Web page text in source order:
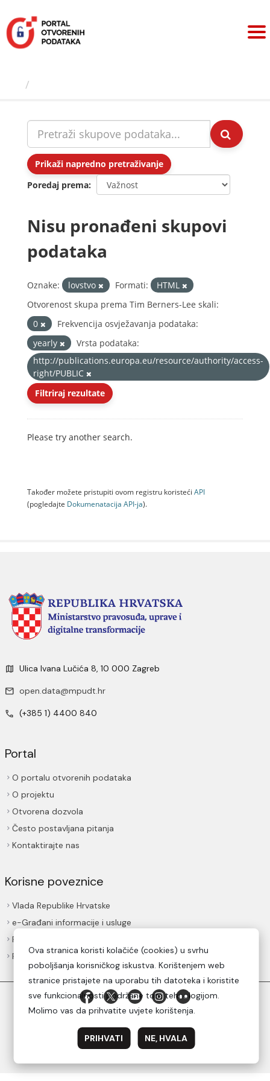
sadržaj
Prikaži napredno pretraživanje
Poredaj prema
Nisu pronađeni skupovi
podataka
Oznake: lovstvo Formati:
HTML
Otvorenost skupa prema Tim Berners-Lee skali:
0
Frekvencija osvježavanja podataka:
yearly
Vrsta podataka:
http://publications.europa.eu/resource/authority/access-
right/PUBLIC
Filtriraj rezultate
Please try another search.
Također možete pristupiti ovom registru koristeći API
(pogledajte Dokumenаtаcijа API-jа).